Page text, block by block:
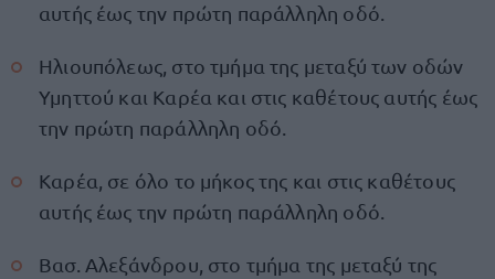
αυτής έως την πρώτη παράλληλη οδό.
Ηλιουπόλεως, στο τμήμα της μεταξύ των οδών
Υμηττού και Καρέα και στις καθέτους αυτής έως
την πρώτη παράλληλη οδό.
Καρέα, σε όλο το μήκος της και στις καθέτους
αυτής έως την πρώτη παράλληλη οδό.
Βασ. Αλεξάνδρου, στο τμήμα της μεταξύ της